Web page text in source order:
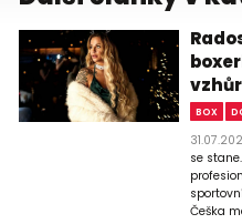
BOX
se
Češka